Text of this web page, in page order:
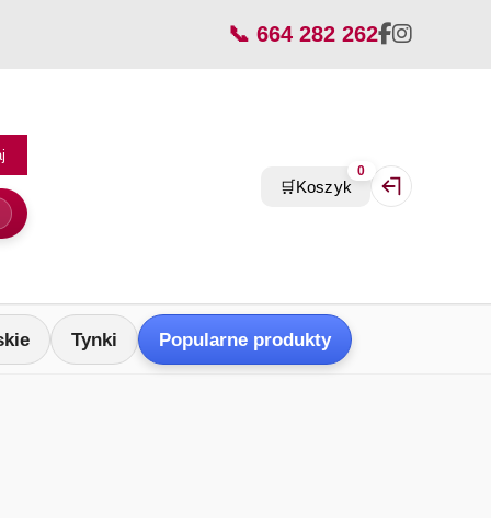
📞 664 282 262
🛒Koszyk
0
Zaloguj się /
Tynki Popularne produkty